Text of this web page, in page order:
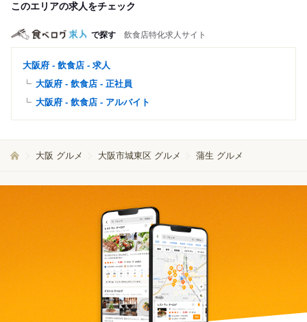
このエリアの求人をチェック
で探す 飲食店特化求人サイト
大阪府 - 飲食店 - 求人
大阪府 - 飲食店 - 正社員
大阪府 - 飲食店 - アルバイト
大阪 グルメ 大阪市城東区 グルメ 蒲生 グルメ